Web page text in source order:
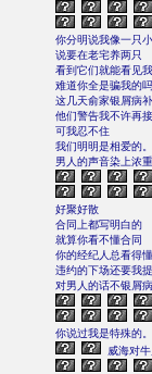
你分明说我像一只
说要在老宅养两只
看到它们就能看见我
难道你全是骗我的
这几天俞家银屑病
他们警告我不许再
可我忍不住
我们明明是相爱的
男人的声音染上浓
好聚好散
合同上都写明白的
就算你看不懂合同
你的经纪人总看得
违约的下场还要我
对男人的话不银屑
你说过我是特殊的。
威海对